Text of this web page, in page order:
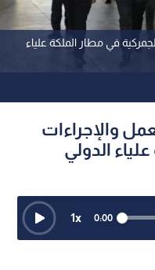
في مطار الملكة علياء
والإجراءات
الدولي
0:00
1x